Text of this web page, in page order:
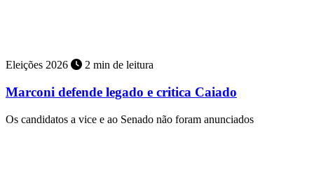
Eleições 2026 2 min de leitura
Marconi defende legado e critica Caiado
Os candidatos a vice e ao Senado não foram anunciados